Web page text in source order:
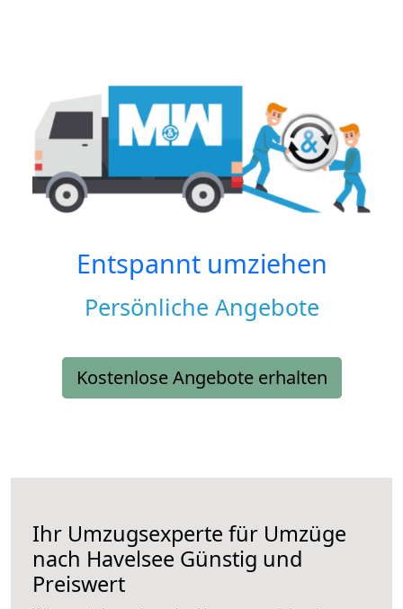
Entspannt umziehen
Persönliche Angebote
Kostenlose Angebote erhalten
Ihr Umzugsexperte für Umzüge
nach Havelsee Günstig und
Preiswert